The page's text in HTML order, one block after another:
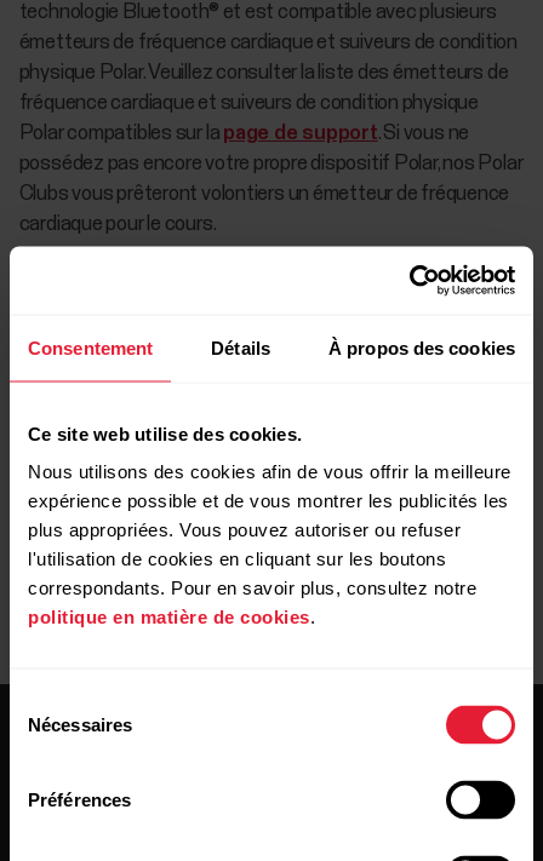
Consentement Détails À propos des cookies
Ce site web utilise des cookies.
Nous utilisons des cookies afin de vous offrir la meilleure
expérience possible et de vous montrer les publicités les
plus appropriées. Vous pouvez autoriser ou refuser
l'utilisation de cookies en cliquant sur les boutons
correspondants. Pour en savoir plus, consultez notre
politique en matière de cookies.
Nécessaires
Préférences
technologie Bluetooth® et est compatible avec plusieurs
émetteurs de fréquence cardiaque et suiveurs de condition
physique Polar. Veuillez consulter la liste des émetteurs de
fréquence cardiaque et suiveurs de condition physique
Polar compatibles sur la page de support. Si vous ne
possédez pas encore votre propre dispositif Polar, nos Polar
Clubs vous prêteront volontiers un émetteur de fréquence
cardiaque pour le cours.
Si vous êtes intéressé par l'exercice collectif basé sur la
chez vous. Cherchez d'abord votre propre Polar Club sur le
Recherchez des clubs en utilisant les critères de recherche